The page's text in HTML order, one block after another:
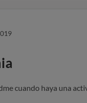
cuando haya una